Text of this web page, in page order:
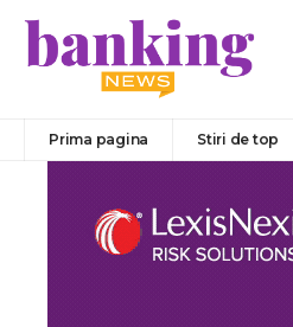
Prima pagina Stiri de top